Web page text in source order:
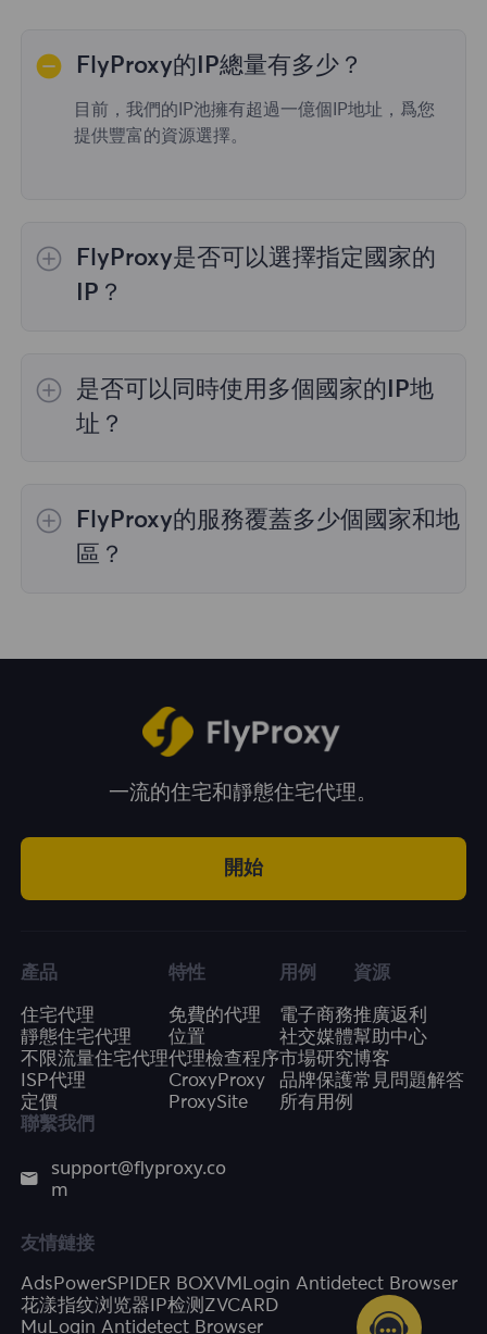
FlyProxy的IP總量有多少？
目前，我們的IP池擁有超過一億個IP地址，爲您
提供豐富的資源選擇。
FlyProxy是否可以選擇指定國家的
IP？
的代理選擇； 靜態住宅代理提供36個國家的代
理，購買時您可以選擇所需的國家。
是否可以同時使用多個國家的IP地
址？
有用。您可以在管理面板中自由選擇和切換不同
國家的IP地址。
FlyProxy的服務覆蓋多少個國家和地
區？
一流的住宅和靜態住宅代理。
開始
產品
住宅代理
靜態住宅代理
不限流量住宅代理
ISP代理
定價
特性
免費的代理
位置
代理檢查程序
CroxyProxy
ProxySite
用例
電子商務
社交媒體
市場研究
品牌保護
所有用例
資源
推廣返利
幫助中心
博客
常見問題解答
聯繫我們
support@flyproxy.co
m
友情鏈接
AdsPowerSPIDER BOXVMLogin Antidetect Browser
花漾指纹浏览器 IP检测 ZVCARD
MuLogin Antidetect Browser